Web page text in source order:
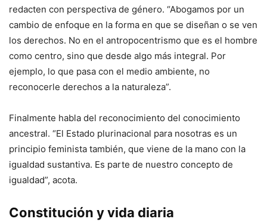
redacten con perspectiva de género. “Abogamos por un
cambio de enfoque en la forma en que se diseñan o se ven
los derechos. No en el antropocentrismo que es el hombre
como centro, sino que desde algo más integral. Por
ejemplo, lo que pasa con el medio ambiente, no
reconocerle derechos a la naturaleza”.
Finalmente habla del reconocimiento del conocimiento
ancestral. “El Estado plurinacional para nosotras es un
principio feminista también, que viene de la mano con la
igualdad sustantiva. Es parte de nuestro concepto de
igualdad”, acota.
Constitución y vida diaria